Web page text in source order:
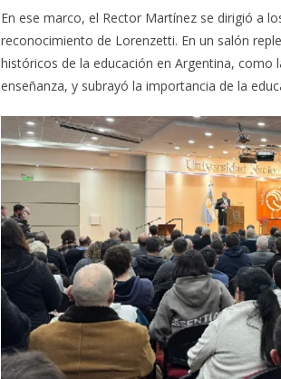
En ese marco, el Rector Martínez se dirigió a
reconocimiento de Lorenzetti. En un salón
históricos de la educación en Argentina, como
enseñanza, y subrayó la importancia de la